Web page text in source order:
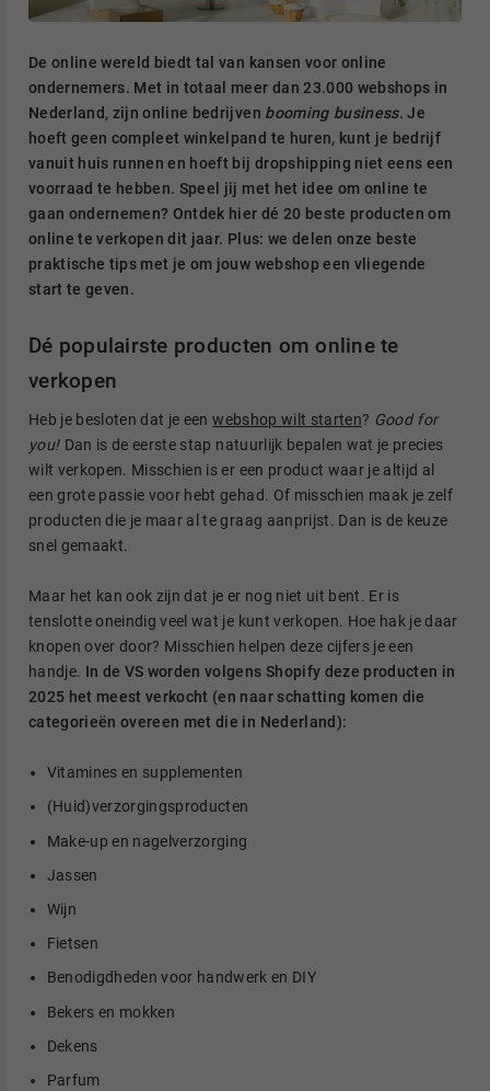
De online wereld biedt tal van kansen voor online
ondernemers. Met in totaal meer dan 23.000 webshops in
Nederland, zijn online bedrijven booming business. Je
hoeft geen compleet winkelpand te huren, kunt je bedrijf
vanuit huis runnen en hoeft bij dropshipping niet eens een
voorraad te hebben. Speel jij met het idee om online te
gaan ondernemen? Ontdek hier dé 20 beste producten om
online te verkopen dit jaar. Plus: we delen onze beste
praktische tips met je om jouw webshop een vliegende
start te geven.
Dé populairste producten om online te
verkopen
Heb je besloten dat je eenwebshop wilt starten? Good for
you! Dan is de eerste stap natuurlijk bepalen wat je precies
wilt verkopen. Misschien is er een product waar je altijd al
een grote passie voor hebt gehad. Of misschien maak je zelf
producten die je maar al te graag aanprijst. Dan is de keuze
snel gemaakt.
Maar het kan ook zijn dat je er nog niet uit bent. Er is
tenslotte oneindig veel wat je kunt verkopen. Hoe hak je daar
knopen over door? Misschien helpen deze cijfers je een
handje. In de VS worden volgens Shopify deze producten in
2025 het meest verkocht (en naar schatting komen die
categorieën overeen met die in Nederland):
Vitamines en supplementen
(Huid)verzorgingsproducten
Make-up en nagelverzorging
Jassen
Wijn
Fietsen
Benodigdheden voor handwerk en DIY
Bekers en mokken
Dekens
Parfum